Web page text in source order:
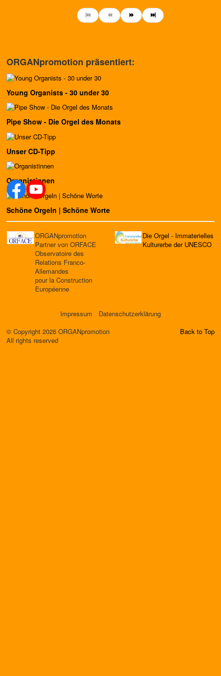
ORGANpromotion präsentiert:
Young Organists - 30 under 30
Pipe Show - Die Orgel des Monats
Unser CD-Tipp
Organistinnen
Schöne Orgeln | Schöne Worte
ORGANpromotion
Partner von ORFACE
Observatoire des
Relations Franco-
Allemandes
pour la Construction
Européenne
Die Orgel - Immaterielles
Kulturerbe der UNESCO
Impressum
Datenschutzerklärung
© Copyright 2026 ORGANpromotion
All rights reserved
Back to Top